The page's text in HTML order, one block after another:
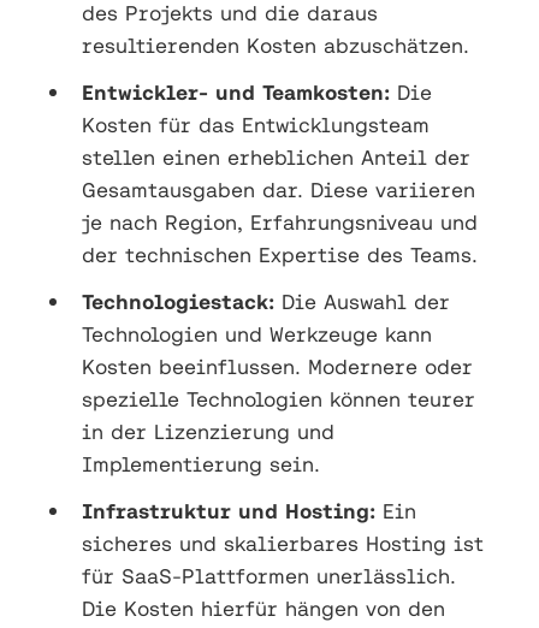
des Projekts und die daraus
resultierenden Kosten abzuschätzen.
Entwickler- und Teamkosten: Die
Kosten für das Entwicklungsteam
stellen einen erheblichen Anteil der
Gesamtausgaben dar. Diese variieren
je nach Region, Erfahrungsniveau und
der technischen Expertise des Teams.
Technologiestack: Die Auswahl der
Technologien und Werkzeuge kann
Kosten beeinflussen. Modernere oder
spezielle Technologien können teurer
in der Lizenzierung und
Implementierung sein.
Infrastruktur und Hosting: Ein
sicheres und skalierbares Hosting ist
für SaaS-Plattformen unerlässlich.
Die Kosten hierfür hängen von den